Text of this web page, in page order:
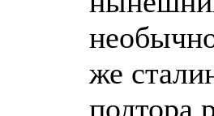
же
полтора